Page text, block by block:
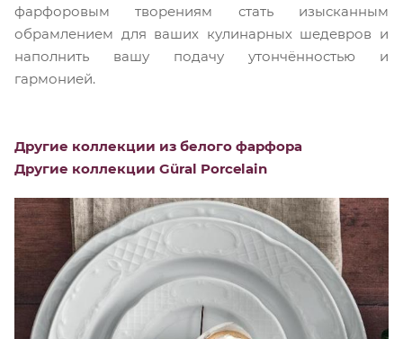
фарфоровым творениям стать изысканным
обрамлением для ваших кулинарных шедевров и
наполнить вашу подачу утончённостью и
гармонией.
Другие коллекции из белого фарфора
Другие коллекции Güral Porcelain